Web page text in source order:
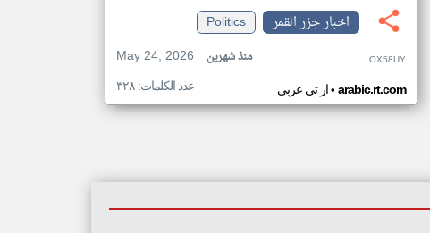
اخبار جزر القمر
Politics
May 24, 2026
منذ شهرين OX58UY
ار تي عربي• arabic.rt.com عدد الكلمات: ٣٢٨